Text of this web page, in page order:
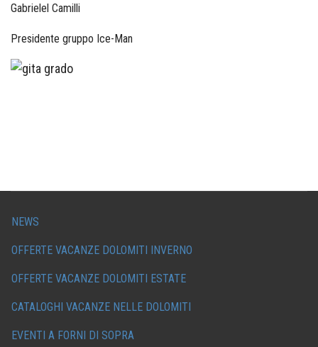
Gabrielel Camilli
Presidente gruppo Ice-Man
NEWS
OFFERTE VACANZE DOLOMITI INVERNO
OFFERTE VACANZE DOLOMITI ESTATE
CATALOGHI VACANZE NELLE DOLOMITI
EVENTI A FORNI DI SOPRA